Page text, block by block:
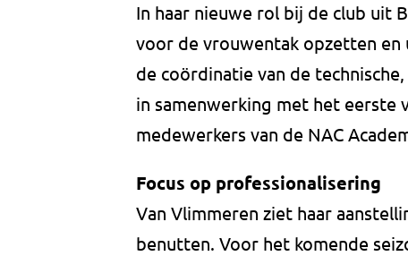
In haar nieuwe rol bij de club uit
voor de vrouwentak opzetten
de coördinatie van de
in samenwerking met het eerste
medewerkers van de NAC
Focus op professionalisering
Van Vlimmeren ziet haar
benutten. Voor het komende